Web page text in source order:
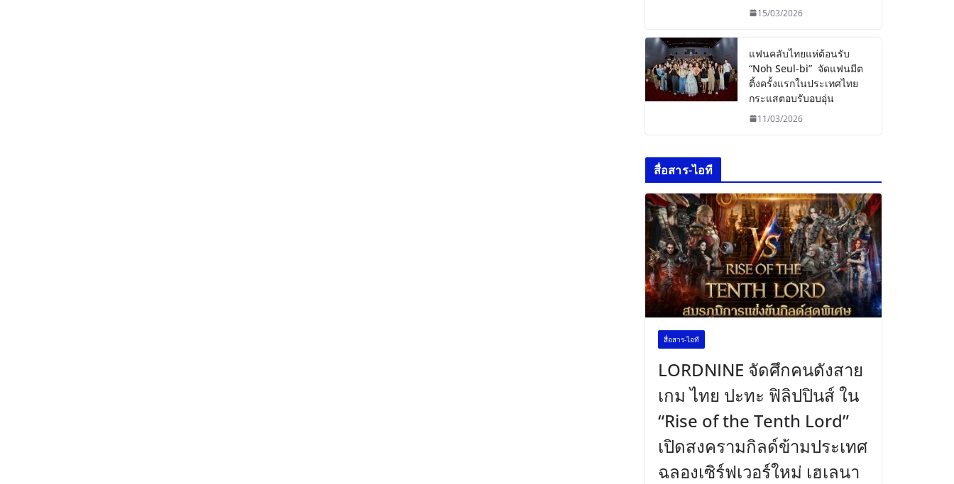
15/03/2026
แฟนคลับไทยแห่ต้อนรับ
“Noh Seul-bi” จัดแฟนมีต
ติ้งครั้งแรกในประเทศไทย
กระแสตอบรับอบอุ่น
11/03/2026
สื่อสาร-ไอที
สื่อสาร-ไอที
LORDNINE จัดศึกคนดังสาย
เกม ไทย ปะทะ ฟิลิปปินส์ ใน
“Rise of the Tenth Lord”
เปิดสงครามกิลด์ข้ามประเทศ
ฉลองเซิร์ฟเวอร์ใหม่ เฮเลนา